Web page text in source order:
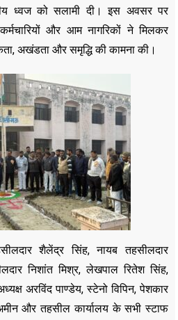
ध्वज को सलामी दी। इस अवसर पर
और आम नागरिकों ने मिलकर
अखंडता और समृद्धि की कामना की।
शैलेंद्र सिंह, नायब तहसीलदार
निशांत मिश्र, लेखपाल रितेश सिंह,
अरविंद पाण्डेय, स्टेनो विपिन, पेशकार
और तहसील कार्यालय के सभी स्टाफ